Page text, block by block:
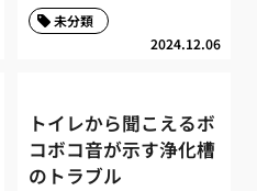
2024.12.06
未分類
トイレから聞こえるボ
コボコ音が示す浄化槽
のトラブル